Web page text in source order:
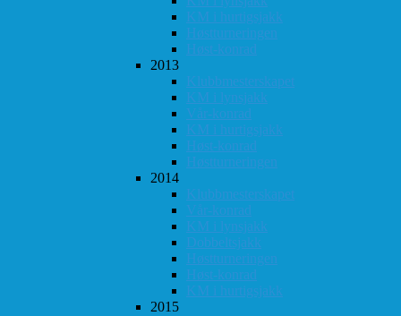
KM i hurtigsjakk
Høstturneringen
Høst-konrad
2013
Klubbmesterskapet
KM i lynsjakk
Vår-konrad
KM i hurtigsjakk
Høst-konrad
Høstturneringen
2014
Klubbmesterskapet
Vår-konrad
KM i lynsjakk
Dobbeltsjakk
Høstturneringen
Høst-konrad
KM i hurtigsjakk
2015